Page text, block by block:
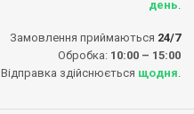
день
Замовлення приймаються 24/7
Обробка: 10:00 – 15:00
Відправка здійснюється щодня